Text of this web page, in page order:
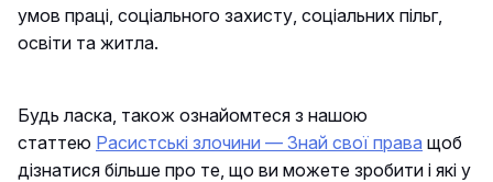
умов праці, соціального захисту, соціальних пільг,
освіти та житла.
Будь ласка, також ознайомтеся з нашою
статтею Расистські злочини — Знай свої права щоб
дізнатися більше про те, що ви можете зробити і які у